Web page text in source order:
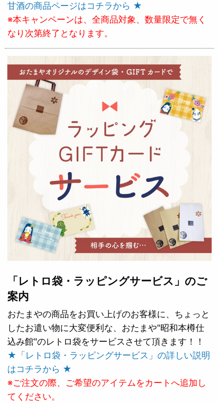
甘酒の商品ページはコチラから ★
※本キャンペーンは、全商品対象、数量限定で無く
なり次第終了となります。
「レトロ袋・ラッピングサービス」のご
案内
おたまやの商品をお買い上げのお客様に、ちょっと
したお遣い物に大変便利な、おたまや"昭和本樽仕
込み館"のレトロ袋をサービスさせて頂きます！！
★「レトロ袋・ラッピングサービス」の詳しい説明
はコチラから ★
※ご注文の際、ご希望のアイテムをカートへ追加し
てください。